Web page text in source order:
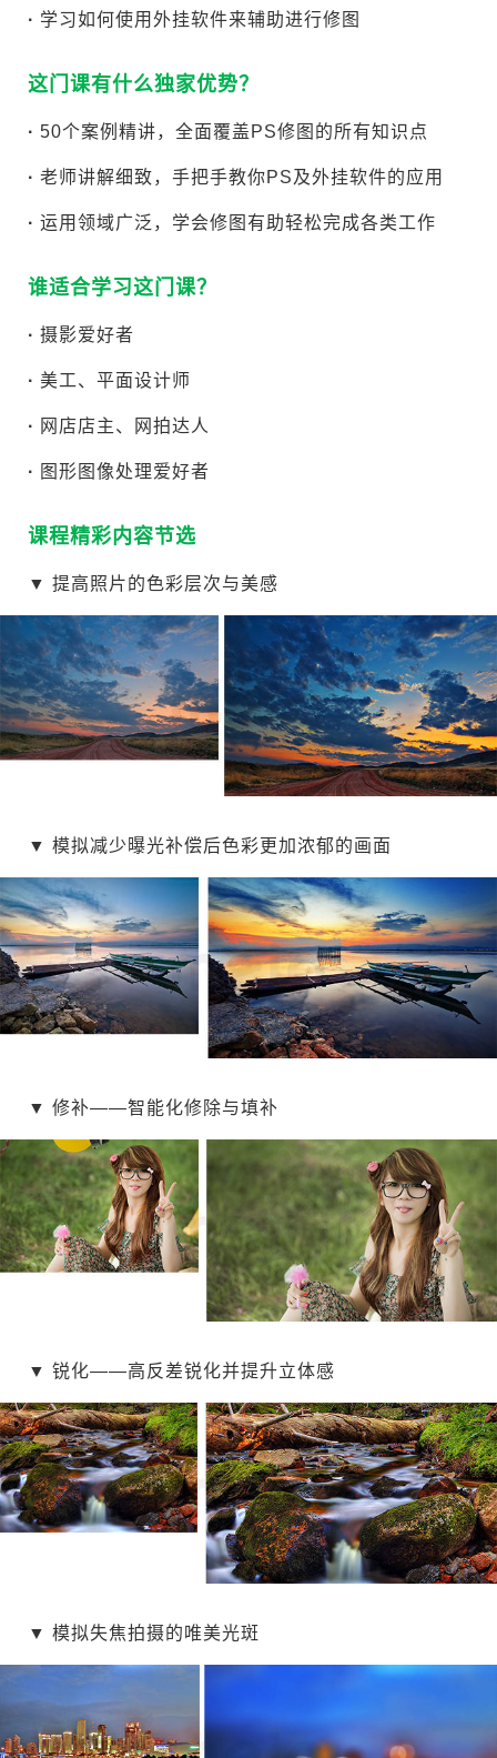
· 学习如何使用外挂软件来辅助进行修图
这门课有什么独家优势？
· 50个案例精讲，全面覆盖PS修图的所有知识点
· 老师讲解细致，手把手教你PS及外挂软件的应用
· 运用领域广泛，学会修图有助轻松完成各类工作
谁适合学习这门课？
· 摄影爱好者
· 美工、平面设计师
· 网店店主、网拍达人
· 图形图像处理爱好者
课程精彩内容节选
▼ 提高照片的色彩层次与美感
▼ 模拟减少曝光补偿后色彩更加浓郁的画面
▼ 修补——智能化修除与填补
▼ 锐化——高反差锐化并提升立体感
▼ 模拟失焦拍摄的唯美光斑